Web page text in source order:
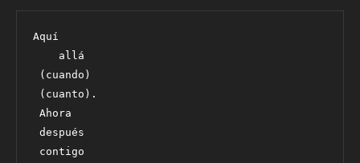
Aquí
    allá
(cuando)
(cuanto).
Ahora
después
contigo